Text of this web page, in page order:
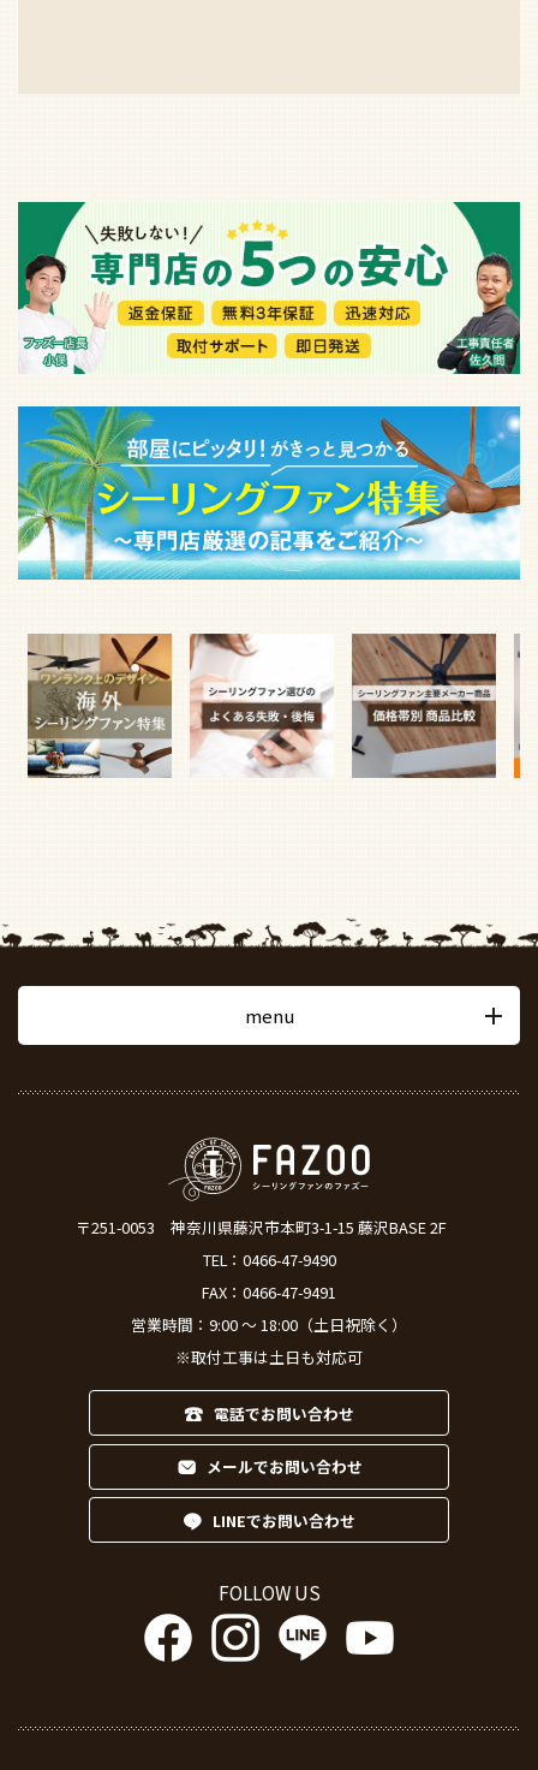
menu
〒251-0053
神奈川県藤沢市本町3-1-15 藤沢BASE 2F
TEL： 0466-47-9490
FAX：0466-47-9491
営業時間：9:00 ～ 18:00（土日祝除く）
※取付工事は土日も対応可
電話でお問い合わせ
メールでお問い合わせ
LINEでお問い合わせ
FOLLOW US